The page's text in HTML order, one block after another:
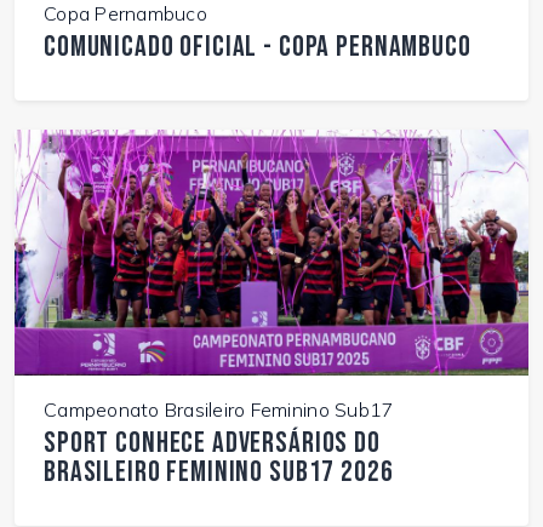
Copa Pernambuco
Comunicado Oficial - Copa Pernambuco
Campeonato Brasileiro Feminino Sub17
Sport conhece adversários do
Brasileiro Feminino Sub17 2026